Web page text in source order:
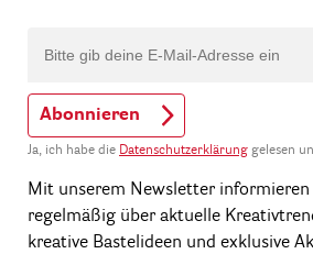
Abonnieren
Ja, ich habe die Datenschutzerklärung gelesen
Mit unserem Newsletter
regelmäßig über aktuelle
kreative Bastelideen und exklusive